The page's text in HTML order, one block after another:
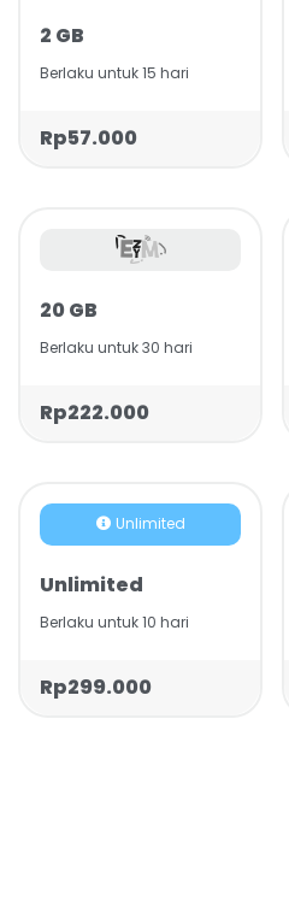
2 GB
Berlaku untuk 15 hari
Rp57.000
20 GB
Berlaku untuk 30 hari
Rp222.000
Unlimited
Unlimited
Berlaku untuk 10 hari
Rp299.000